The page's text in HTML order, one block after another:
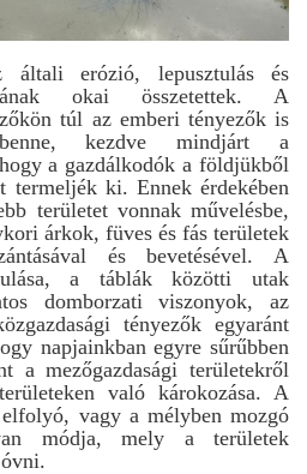
általi erózió, lepusztulás és
okai összetettek. A
túl az emberi tényezők is
kezdve mindjárt a
a gazdálkodók a földjükből
termeljék ki. Ennek érdekében
területet vonnak művelésbe,
árkok, füves és fás területek
és bevetésével. A
a táblák közötti utak
domborzati viszonyok, az
tényezők egyaránt
napjainkban egyre sűrűbben
a mezőgazdasági területekről
való károkozása. A
vagy a mélyben mozgó
módja, mely a területek